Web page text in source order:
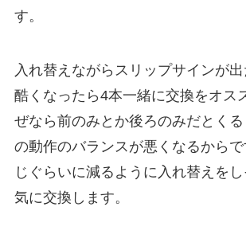
す。
入れ替えながらスリップサインが
酷くなったら4本一緒に交換をオス
ぜなら前のみとか後ろのみだとく
の動作のバランスが悪くなるから
じぐらいに減るように入れ替えを
気に交換します。